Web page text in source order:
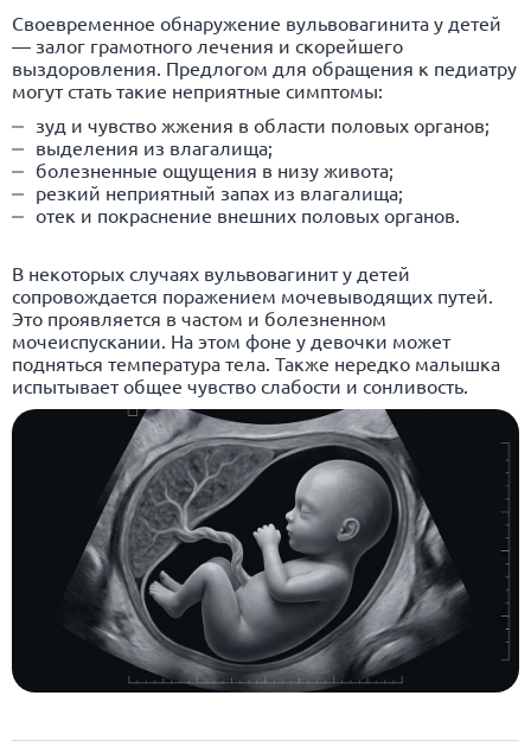
Своевременное обнаружение вульвовагинита у детей
— залог грамотного лечения и скорейшего
выздоровления. Предлогом для обращения к педиатру
могут стать такие неприятные симптомы:
зуд и чувство жжения в области половых органов;
выделения из влагалища;
болезненные ощущения в низу живота;
резкий неприятный запах из влагалища;
отек и покраснение внешних половых органов.
В некоторых случаях вульвовагинит у детей
сопровождается поражением мочевыводящих путей.
Это проявляется в частом и болезненном
мочеиспускании. На этом фоне у девочки может
подняться температура тела. Также нередко малышка
испытывает общее чувство слабости и сонливость.